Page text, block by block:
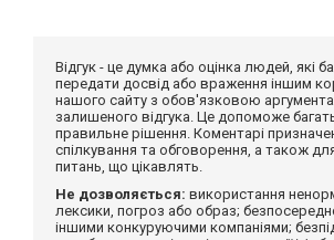
Відгук - це думка або оцінка людей, які
передати досвід або враження іншим
нашого сайту з обов'язковою
залишеного відгука. Це допоможе
правильне рішення. Коментарі
спілкування та обговорення, а також
питань, що цікавлять.
Не дозволяється: використання
лексики, погроз або образ;
іншими конкуруючими компаніями;